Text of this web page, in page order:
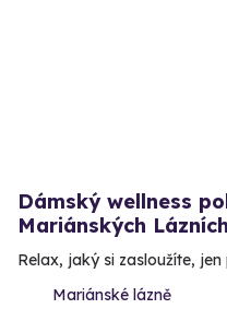
Dámský wellness
Mariánských Lázních
Relax, jaký si zasloužíte,
Mariánské lázně